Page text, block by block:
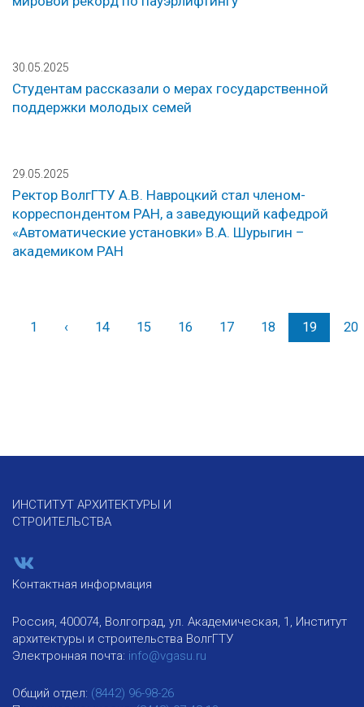
30.05.2025
Студентам рассказали о мерах государственной
поддержки молодых семей
29.05.2025
Ректор ВолгГТУ А.В. Навроцкий стал членом-
корреспондентом РАН, а заведующий кафедрой
«Автоматические установки» В.А. Шурыгин –
академиком РАН
1 ‹Назад
14 15 16 17 18 19 20
ИНСТИТУТ АРХИТЕКТУРЫ И
СТРОИТЕЛЬСТВА
Контактная информация
Россия, 400074, Волгоград, ул. Академическая, 1, Институт
архитектуры и строительства ВолгГТУ
Электронная почта: info@vgasu.ru
Общий отдел: (8442) 96-98-26